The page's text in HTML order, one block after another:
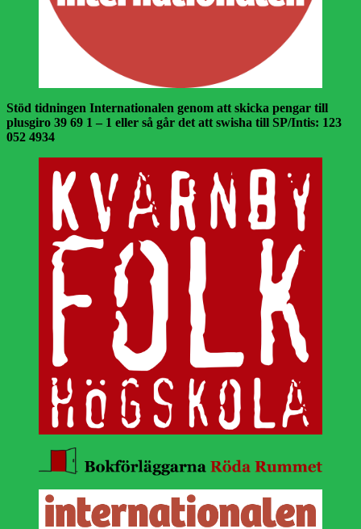
Stöd tidningen Internationalen genom att skicka pengar till
plusgiro 39 69 1 – 1 eller så går det att swisha till SP/Intis: 123
052 4934